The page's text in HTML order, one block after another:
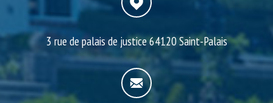
3 rue de palais de justice64120 Saint-Palais